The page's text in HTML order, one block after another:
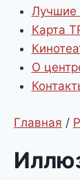
Лучшие
Карта
О
Главная /